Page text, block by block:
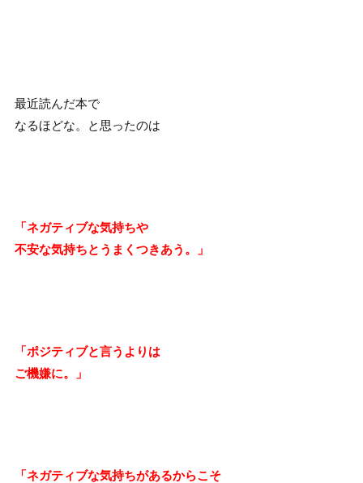
最近読んだ本で
なるほどな。と思ったのは
「ネガティブな気持ちや
不安な気持ちとうまくつきあう。」
「ポジティブと言うよりは
ご機嫌に。」
「ネガティブな気持ちがあるからこそ